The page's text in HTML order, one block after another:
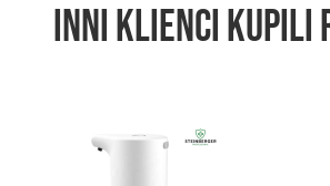
Inni klienci kupili